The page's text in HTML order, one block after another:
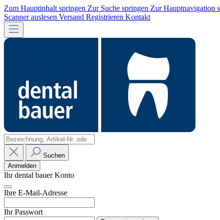
Zum Hauptinhalt springen Zur Suche springen Zur Hauptnavigation
Scanner auslesen Versand Registrieren Kontakt
Suchen
Anmelden
Ihr dental bauer Konto
Ihre E-Mail-Adresse
Ihr Passwort